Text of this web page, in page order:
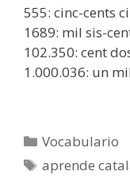
555: cinc-cents
1689: mil sis-
102.350: cent
1.000.036: un
Categorías
Vocabulario
Etiquetas
aprende